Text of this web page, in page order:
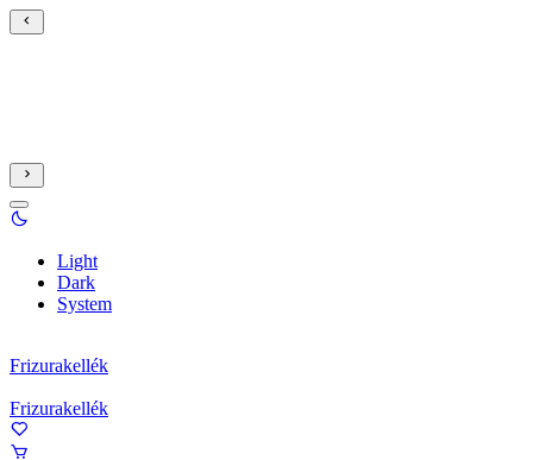
Light
Dark
System
Frizurakellék
Frizurakellék